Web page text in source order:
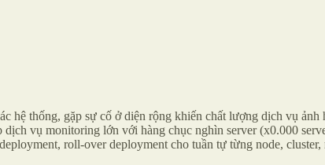
hệ thống, gặp sự cố ở diện rộng khiến chất lượng dịch vụ
vụ monitoring lớn với hàng chục nghìn server (x0.000
roll-over deployment cho tuần tự từng node,